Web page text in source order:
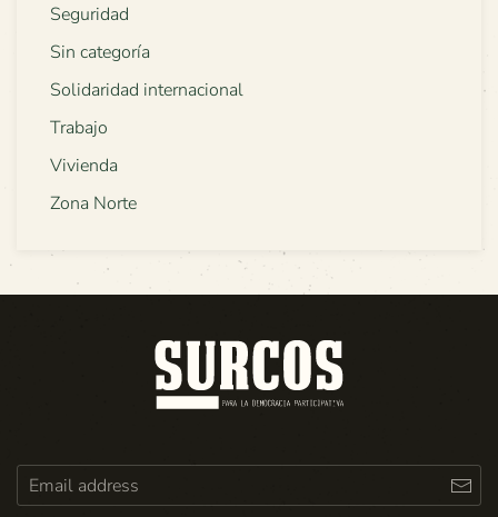
Seguridad
Sin categoría
Solidaridad internacional
Trabajo
Vivienda
Zona Norte